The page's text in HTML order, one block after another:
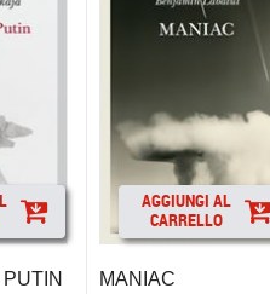
AGGIUNGI AL
CARRELLO
MANIAC